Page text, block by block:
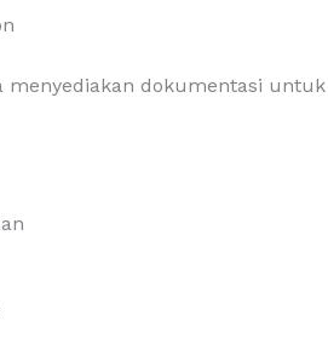
menyediakan dokumentasi